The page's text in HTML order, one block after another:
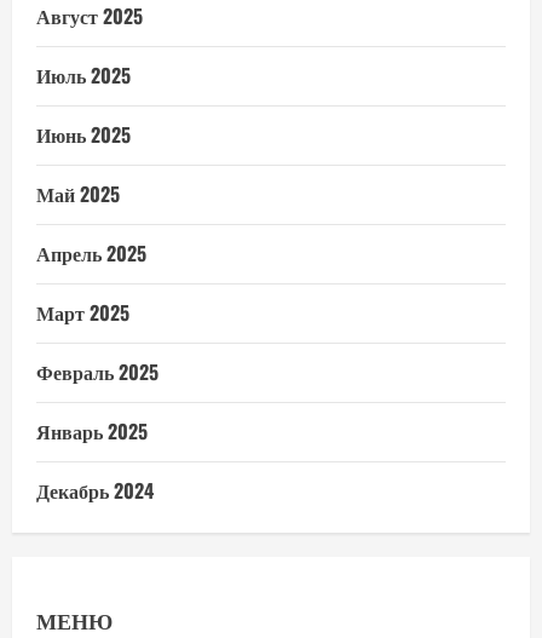
Август 2025
Июль 2025
Июнь 2025
Май 2025
Апрель 2025
Март 2025
Февраль 2025
Январь 2025
Декабрь 2024
МЕНЮ